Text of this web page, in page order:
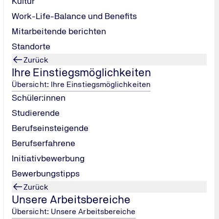
Work-Life-Balance und Benefits
Mitarbeitende berichten
Standorte
Zurück
Ihre Einstiegsmöglichkeiten
Übersicht: Ihre Einstiegsmöglichkeiten
Schüler:innen
Studierende
Berufseinsteigende
Berufserfahrene
Initiativbewerbung
Bewerbungstipps
Zurück
Unsere Arbeitsbereiche
Übersicht: Unsere Arbeitsbereiche
stehen wir weltweit für Sicherheit und Vertrauen. Als
Security-Experten oder Fachleute für die Mobilität der
Welt noch erfolgreicher werden.